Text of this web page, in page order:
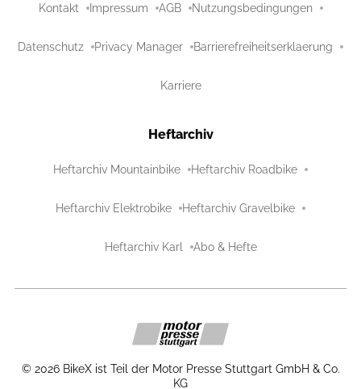
Kontakt Impressum AGB Nutzungsbedingungen
Datenschutz Privacy Manager Barrierefreiheitserklaerung
Karriere
Heftarchiv
Heftarchiv Mountainbike Heftarchiv Roadbike
Heftarchiv Elektrobike Heftarchiv Gravelbike
Heftarchiv Karl Abo & Hefte
© 2026 BikeX ist Teil der Motor Presse Stuttgart GmbH & Co.
KG